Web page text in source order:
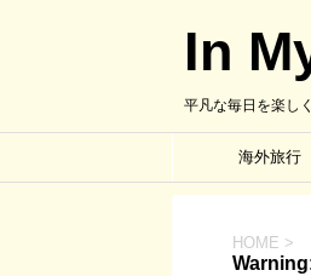
In
平凡な毎日を楽し
海外旅行
HOME >
Warning